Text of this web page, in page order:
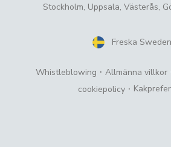
Stockholm, Uppsala, Västerås,
Land
Freska Sweden
Whistleblowing · Allmänna villkor
cookiepolicy ·